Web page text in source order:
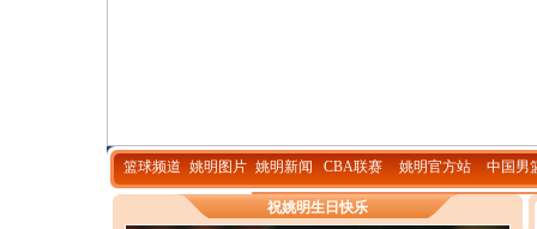
篮球频道 姚明图片 姚明新闻 CBA联赛 姚明官方站 中国男
祝姚明生日快乐